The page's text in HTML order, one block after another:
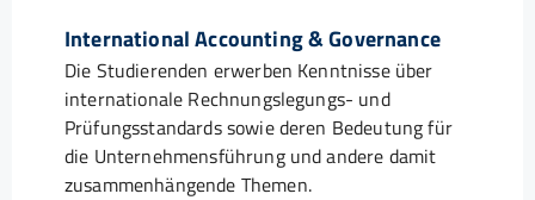
International Accounting & Governance
Die Studierenden erwerben Kenntnisse über
internationale Rechnungslegungs- und
Prüfungsstandards sowie deren Bedeutung für
die Unternehmensführung und andere damit
zusammenhängende Themen.